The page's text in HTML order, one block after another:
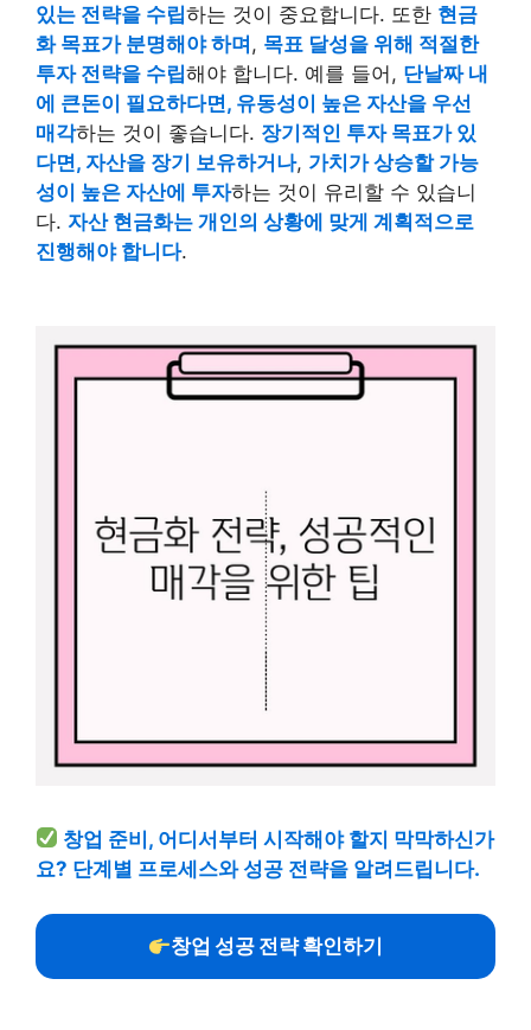
있는 전략을 수립하는 것이 중요합니다. 또한 현금
화 목표가 분명해야 하며, 목표 달성을 위해 적절한
투자 전략을 수립해야 합니다. 예를 들어, 단날짜 내
에 큰돈이 필요하다면, 유동성이 높은 자산을 우선
매각하는 것이 좋습니다. 장기적인 투자 목표가 있
다면, 자산을 장기 보유하거나, 가치가 상승할 가능
성이 높은 자산에 투자하는 것이 유리할 수 있습니
다. 자산 현금화는 개인의 상황에 맞게 계획적으로
진행해야 합니다.
창업 준비, 어디서부터 시작해야 할지 막막하신가
요? 단계별 프로세스와 성공 전략을 알려드립니다.
창업 성공 전략 확인하기